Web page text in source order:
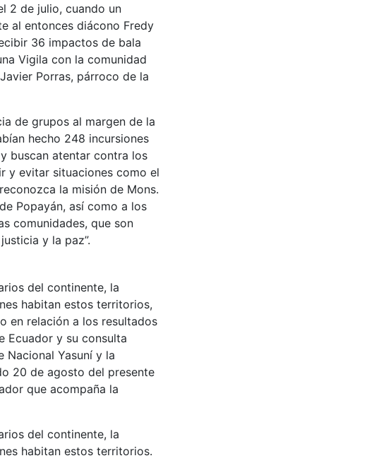
2 de julio, cuando un
al entonces diácono Fredy
36 impactos de bala
Vigila con la comunidad
Porras, párroco de la
de grupos al margen de la
hecho 248 incursiones
buscan atentar contra los
y evitar situaciones como el
la misión de Mons.
Popayán, así como a los
comunidades, que son
y la paz”.
del continente, la
habitan estos territorios,
en relación a los resultados
Ecuador y su consulta
Nacional Yasuní y la
20 de agosto del presente
que acompaña la
del continente, la
habitan estos territorios.